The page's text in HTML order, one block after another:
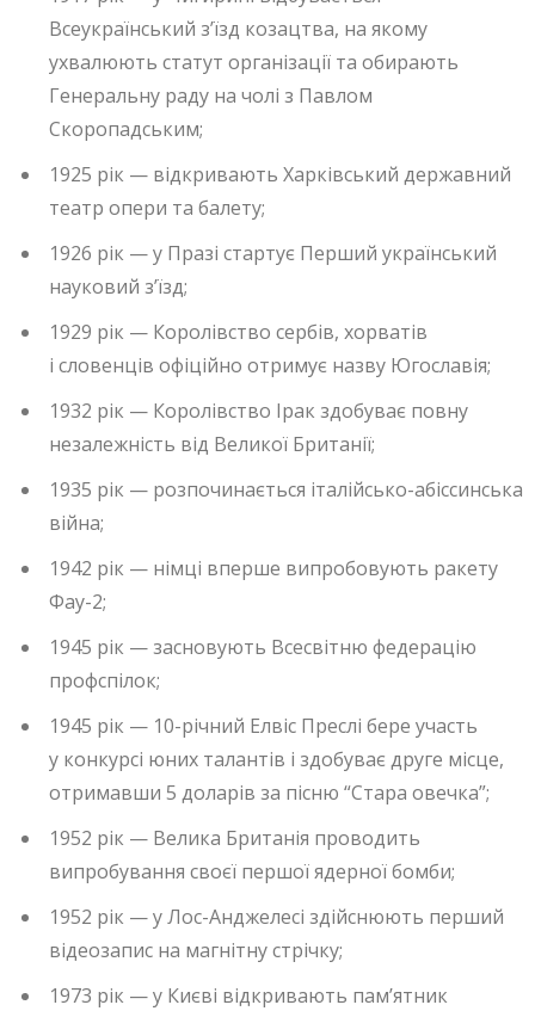
Всеукраїнський з’їзд козацтва, на якому
ухвалюють статут організації та обирають
Генеральну раду на чолі з Павлом
Скоропадським;
1925 рік — відкривають Харківський державний
театр опери та балету;
1926 рік — у Празі стартує Перший український
науковий з’їзд;
1929 рік — Королівство сербів, хорватів
і словенців офіційно отримує назву Югославія;
1932 рік — Королівство Ірак здобуває повну
незалежність від Великої Британії;
1935 рік — розпочинається італійсько-абіссинська
війна;
1942 рік — німці вперше випробовують ракету
Фау-2;
1945 рік — засновують Всесвітню федерацію
профспілок;
1945 рік — 10-річний Елвіс Преслі бере участь
у конкурсі юних талантів і здобуває друге місце,
отримавши 5 доларів за пісню “Стара овечка”;
1952 рік — Велика Британія проводить
випробування своєї першої ядерної бомби;
1952 рік — у Лос-Анджелесі здійснюють перший
відеозапис на магнітну стрічку;
1973 рік — у Києві відкривають пам’ятник